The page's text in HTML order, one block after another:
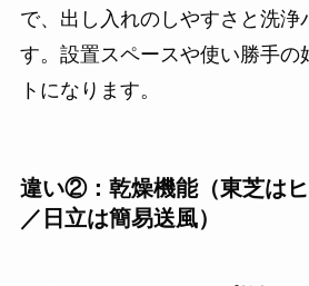
で、出し入れのしやすさと洗浄
す。設置スペースや使い勝手の
トになります。
違い②：乾燥機能（東芝は
／日立は簡易送風）